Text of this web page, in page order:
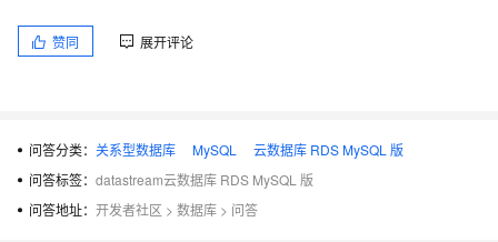
赞同 展开评论
问答分类： 关系型数据库 MySQL
云数据库 RDS MySQL 版
问答标签： datastream云数据库 RDS MySQL 版
问答地址： 开发者社区 > 数据库 > 问答